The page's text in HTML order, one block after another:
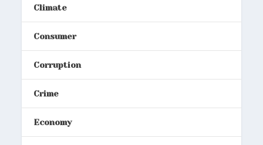
Climate
Consumer
Corruption
Crime
Economy